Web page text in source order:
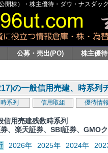
開株）・株主優待・ダウ・ナスダッ
公募・売出(PO) 株主優待
の一般信用売建、時系列
時系列 信用取組 優待情報
信用売建残数時系列
、楽天証券、SBI証券、GMO
2026年 2025年 2024年